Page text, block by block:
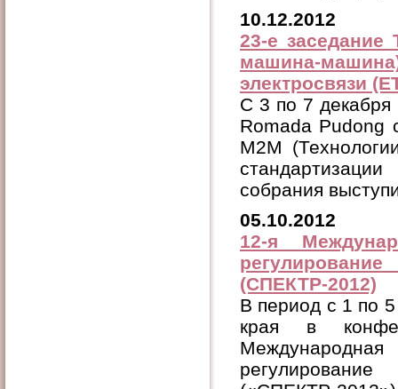
10.12.2012
23-е заседание
машина-
электросвязи
C 3 по 7 декабря
Romada Pudong
М2М
собрания
05.10.2012
12-я
(СПЕКТР-2012)
В период с 1 по 5
края в